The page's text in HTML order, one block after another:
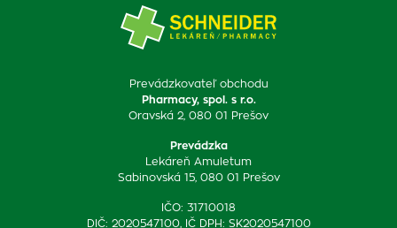
Prevádzkovateľ obchodu
Pharmacy, spol. s r.o.
Oravská 2, 080 01 Prešov
Prevádzka
Lekáreň Amuletum
Sabinovská 15, 080 01 Prešov
IČO: 31710018
DIČ: 2020547100, IČ DPH: SK2020547100